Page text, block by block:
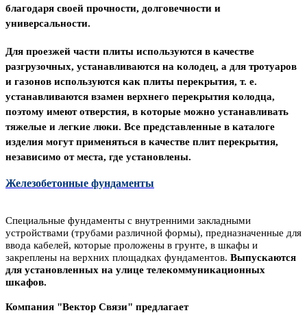
благодаря своей прочности, долговечности и
универсальности.
Для проезжей части плиты используются в качестве
разгрузочных, устанавливаются на колодец, а для тротуаров
и газонов используются как плиты перекрытия, т. е.
устанавливаются взамен верхнего перекрытия колодца,
поэтому имеют отверстия, в которые можно устанавливать
тяжелые и легкие люки. Все представленные в каталоге
изделия могут применяться в качестве плит перекрытия,
независимо от места, где установлены.
Железобетонные фундаменты
Специальные фундаменты с внутренними закладными
устройствами (трубами различной формы), предназначенные для
ввода кабелей, которые проложены в грунте, в шкафы и
закреплены на верхних площадках фундаментов. Выпускаются
для установленных на улице телекоммуникационных
шкафов.
Компания "Вектор Связи" предлагает